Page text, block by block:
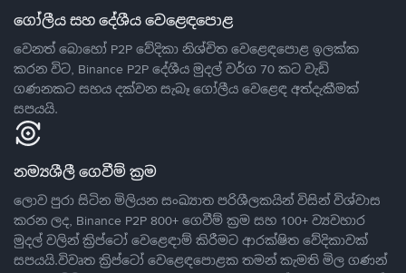
ගෝලීය සහ දේශීය වෙළෙඳපොළ
වෙනත් බොහෝ P2P වේදිකා නිශ්චිත වෙළෙඳපොළ ඉලක්ක
කරන විට, Binance P2P දේශීය මුදල් වර්ග 70 කට වැඩි
ගණනකට සහය දක්වන සැබෑ ගෝලීය වෙළෙඳ අත්දැකීමක්
සපයයි.
නම්‍යශීලී ගෙවීම් ක්‍රම
ලොව පුරා සිටින මිලියන සංඛ්‍යාත පරිශීලකයින් විසින් විශ්වාස
කරන ලද, Binance P2P 800+ ගෙවීම් ක්‍රම සහ 100+ ව්‍යවහාර
මුදල් වලින් ක්‍රිප්ටෝ වෙළෙඳාම් කිරීමට ආරක්ෂිත වේදිකාවක්
සපයයි.විවෘත ක්‍රිප්ටෝ වෙළෙඳපොළක තමන් කැමති මිල ගණන්